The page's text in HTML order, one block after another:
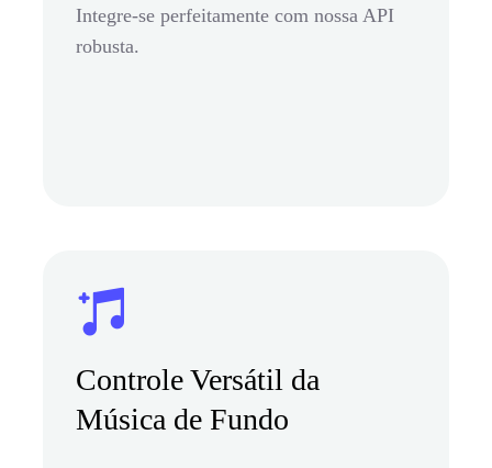
Integre-se perfeitamente com nossa API
robusta.
Controle Versátil da
Música de Fundo